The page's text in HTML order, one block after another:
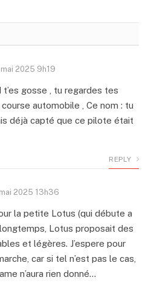
2025 9h19
t’es gosse , tu regardes tes
automobile , Ce nom : tu
déjà capté que ce pilote était
REPLY
2025 13h36
la petite Lotus (qui débute a
longtemps, Lotus proposait des
et légères. J’espere pour
car si tel n’est pas le cas,
n’aura rien donné…